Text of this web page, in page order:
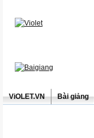
ViOLET.VN Bài giảng